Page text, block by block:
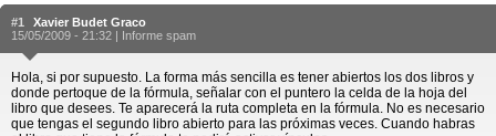
#1
Xavier Budet Graco
15/05/2009 - 21:32 | Informe spam
Hola, si por supuesto. La forma más sencilla es tener abiertos los dos libros y
donde pertoque de la fórmula, señalar con el puntero la celda de la hoja del
libro que desees. Te aparecerá la ruta completa en la fórmula. No es necesario
que tengas el segundo libro abierto para las próximas veces. Cuando habras